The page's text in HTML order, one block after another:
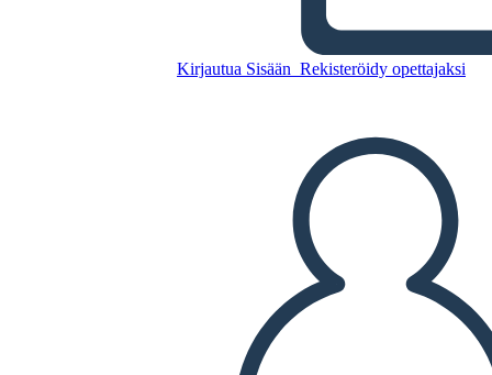
Kirjautua Sisään Rekisteröidy opettajaksi
La Guerra che mi ha Salvato
la Vita Temi Simboli e Motivi
Kopioi tämä kuvakäsikirjoitus
LUO KUVAKÄSIKIRJOITUS
TOISTA DIAESITYS
LUE MINULLE